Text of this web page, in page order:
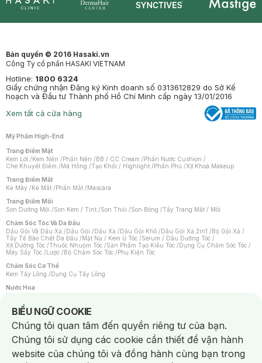
Bản quyền © 2016 Hasaki.vn
Công Ty cổ phần HASAKI VIETNAM
Hotline: 1800 6324
Giấy chứng nhận Đăng ký Kinh doanh số 0313612829 do Sở Kế
hoạch và Đầu tư Thành phố Hồ Chí Minh cấp ngày 13/01/2016
Xem tất cả cửa hàng
Mỹ Phẩm High-End
Trang Điểm Mặt
Kem Lót /Kem Nền /Phấn Nền /BB / CC Cream /Phấn Nước Cushion /
Che Khuyết Điểm /Má Hồng /Tạo Khối / Highlight /Phấn Phủ /Xịt Khoá Makeup
Trang Điểm Mắt
Kẻ Mày /Kẻ Mắt /Phấn Mắt /Mascara
Trang Điểm Môi
Son Dưỡng Môi /Son Kem / Tint /Son Thỏi /Son Bóng /Tẩy Trang Mắt / Môi
Chăm Sóc Tóc Và Da Đầu
Dầu Gội Và Dầu Xả /Dầu Gội /Dầu Xả /Dầu Gội Khô /Dầu Gội Xả 2in1 /Bộ Gội Xả /
Tẩy Tế Bào Chết Da Đầu /Mặt Nạ / Kem Ủ Tóc /Serum / Dầu Dưỡng Tóc /
Xịt Dưỡng Tóc /Thuốc Nhuộm Tóc /Sản Phẩm Tạo Kiểu Tóc /Dụng Cụ Chăm Sóc Tóc /
Máy Sấy Tóc /Lược /Bộ Chăm Sóc Tóc /Phụ Kiện Tóc
Chăm Sóc Cơ Thể
Kem Tẩy Lông /Dụng Cụ Tẩy Lông
Nước Hoa
Nước Hoa Nữ
Chăm Sóc Cá Nhân
Chống Muỗi /Khẩu Trang /Máy Massage/Mặt Nạ Xông Hơi /Nước Rửa Tay/
Sản Phẩm Chăm Sóc Khác /Bàn Chải Đánh Răng /Bàn Chải Điện/
Hỗ Trợ Trắng Răng/Kem Đánh Răng /Máy Tăm Nước/ Nước Súc Miệng/
Tăm / Chỉ Nha Khoa/ Xịt Thơm Miệng / Dung Dịch Vệ Sinh/Dưỡng Vùng Kín/
Khăn Ướt Vệ Sinh Vùng Kín/Băng Vệ Sinh/Tampon/Bọt Cạo Râu /Dao Cạo Râu/
Máy Cạo Râu
BIỂU NGỮ COOKIE
Notice about cookies usage
Chúng tôi quan tâm đến quyền riêng tư của bạn.
Chúng tôi sử dụng các cookie cần thiết để vận hành
website của chúng tôi và đồng hành cùng bạn trong